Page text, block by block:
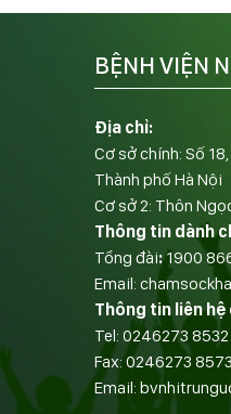
Địa chỉ:
Cơ sở chính: Số
Thành phố Hà Nội
Cơ sở 2: Thôn
Thông tin dành
Tổng đài:1900
Email:
Thông tin liên hệ
Tel: 0246273 8532
Fax:0246273 8573
Email:
BỆNH VIỆN